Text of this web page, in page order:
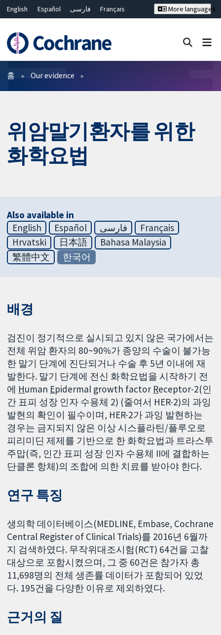
English Español فارسی
Français
Bahasa Malaysia
ไทย
繁體中文
简体中文
More languages
필터
홈 Our evidence
위암말기환자를 위한
화학요법
Also available in
English
Español فارسی
Français
Hrvatski
日本語
Bahasa Malaysia
繁體中文
한국어
배경
검진이 정기적으로 실시되고 있지 않은 국가에서는
전체 위암 환자의 80~90%가 종양의 수술이 불가능
한 말기 단계에 진단되거나 수술 후 5년 이내에 재
발한다. 말기 단계에 전신 화학요법을 시작하기 전
에 Human Epidermal growth factor Receptor-2(인
간 표피 성장 인자 수용체 2) (줄여서 HER-2)의 과잉
발현의 확인이 필수이며, HER-2가 과잉 발현하는
경우는 금지되지 않은 이상 시스플라틴/플루오로
피리미딘 제제를 기반으로 한 화학요법과 트라스투
주맙(즉, 인간 표피 성장 인자 수용체 II에 결합하는
단클론 항체)의 조합에 의한 치료를 받아야 한다.
연구 특징
생의학 데이터베이스(MEDLINE, Embase, Cochrane
Central Register of Clinical Trials)를 2016년 6월까
지 검색하였다. 무작위대조시험(RCT) 64건을 고찰
대상으로 포함시켰으며, 그 중 60건은 참가자 총
11,698명의 전체 생존률 데이터가 포함되어 있었
다. 195건을 다양한 이유로 제외하였다.
근거의 질